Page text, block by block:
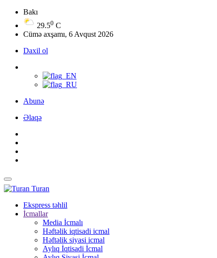
Bakı
29.50 C
Cümə axşamı, 6 Avqust 2026
Daxil ol
Abunə
Əlaqə
Turan
Ekspress təhlil
İcmallar
Media İcmalı
Həftəlik iqtisadi icmal
Həftəlik siyasi icmal
Aylıq İqtisadi İcmal